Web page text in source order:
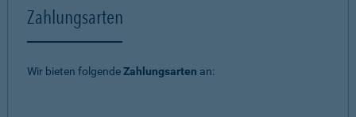
Zahlungsarten
Wir bieten folgendeZahlungsarten an: